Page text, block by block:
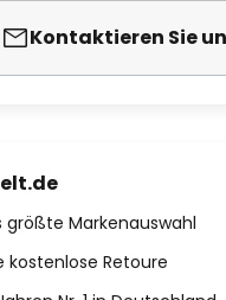
Kontaktieren Sie
größte Markenauswahl
kostenlose Retoure